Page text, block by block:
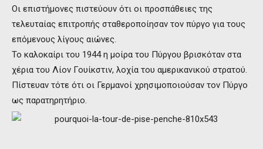
Οι επιστήμονες πιστεύουν ότι οι προσπάθειες της
τελευταίας επιτροπής σταθεροποίησαν τον πύργο για τους
επόμενους λίγους αιώνες.
Το καλοκαίρι του 1944 η μοίρα του Πύργου βρισκόταν στα
χέρια του Λίον Γουίκστιν, λοχία του αμερικανικού στρατού.
Πίστευαν τότε ότι οι Γερμανοί χρησιμοποιούσαν τον Πύργο
ως παρατηρητήριο.